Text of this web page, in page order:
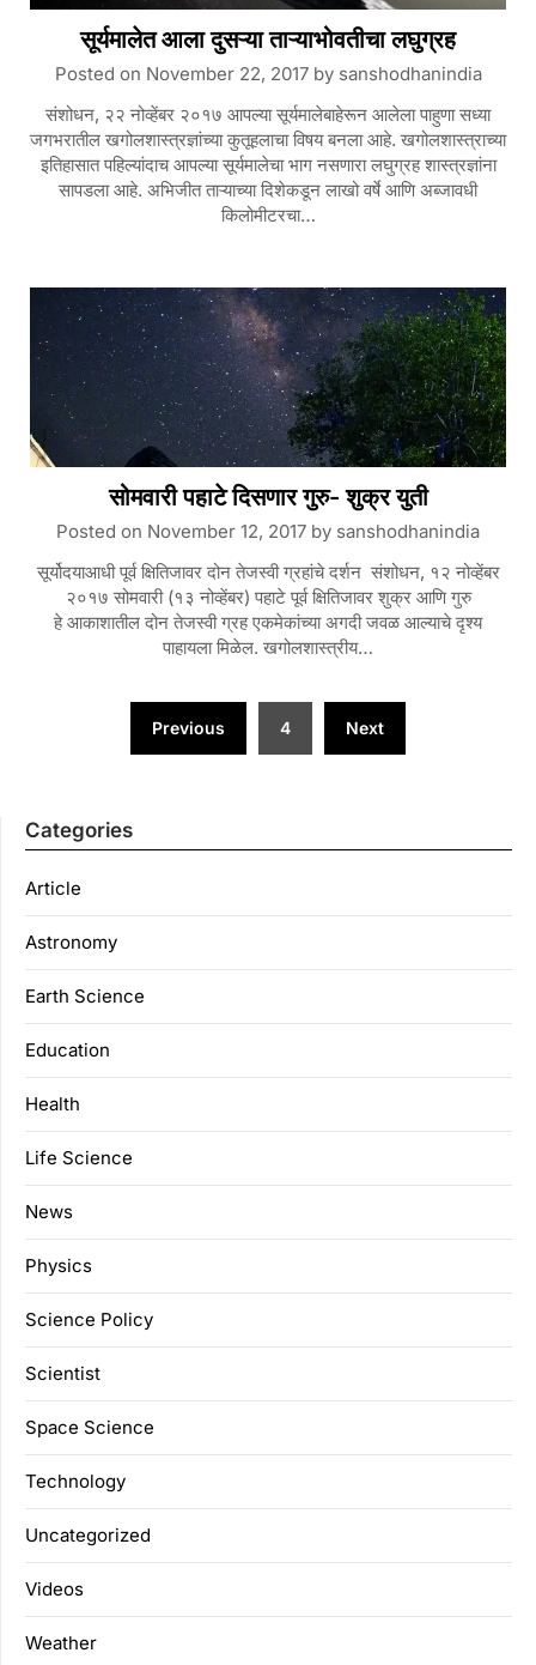
सूर्यमालेत आला दुसऱ्या ताऱ्याभोवतीचा लघुग्रह
Posted on November 22, 2017by sanshodhanindia
संशोधन, २२ नोव्हेंबर २०१७ आपल्या सूर्यमालेबाहेरून आलेला पाहुणा सध्या
जगभरातील खगोलशास्त्रज्ञांच्या कुतूहलाचा विषय बनला आहे. खगोलशास्त्राच्या
इतिहासात पहिल्यांदाच आपल्या सूर्यमालेचा भाग नसणारा लघुग्रह शास्त्रज्ञांना
सापडला आहे. अभिजीत ताऱ्याच्या दिशेकडून लाखो वर्षे आणि अब्जावधी
किलोमीटरचा…
सोमवारी पहाटे दिसणार गुरु- शुक्र युती
Posted on November 12, 2017 by sanshodhanindia
सूर्योदयाआधी पूर्व क्षितिजावर दोन तेजस्वी ग्रहांचे दर्शन संशोधन, १२ नोव्हेंबर
२०१७ सोमवारी (१३ नोव्हेंबर) पहाटे पूर्व क्षितिजावर शुक्र आणि गुरु
हे आकाशातील दोन तेजस्वी ग्रह एकमेकांच्या अगदी जवळ आल्याचे दृश्य
पाहायला मिळेल. खगोलशास्त्रीय…
navigation
Previous 4 Next
Categories
Article
Astronomy
Earth Science
Education
Health
Life Science
News
Physics
Science Policy
Scientist
Space Science
Technology
Uncategorized
Videos
Weather